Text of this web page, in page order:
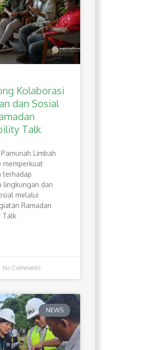
Kolaborasi
dan Sosial
Talk
Limbah
memperkuat
terhadap
lingkungan dan
melalui
Ramadan
Talk
No Comments
NEWS